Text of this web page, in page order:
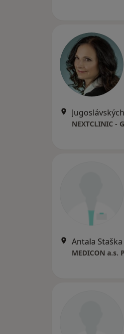
NEXTCLINIC -
Antala
MEDICON